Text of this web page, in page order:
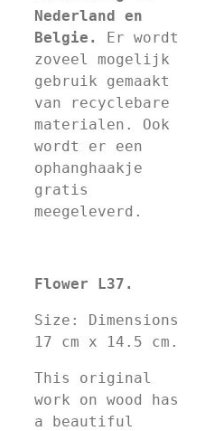
Nederland en
Belgie.
Er wordt
zoveel mogelijk
gebruik gemaakt
van recyclebare
materialen. Ook
wordt er een
ophanghaakje
gratis
meegeleverd.
Flower L37.
Size: Dimensions
17 cm x 14.5 cm.
This original
work on wood has
a beautiful